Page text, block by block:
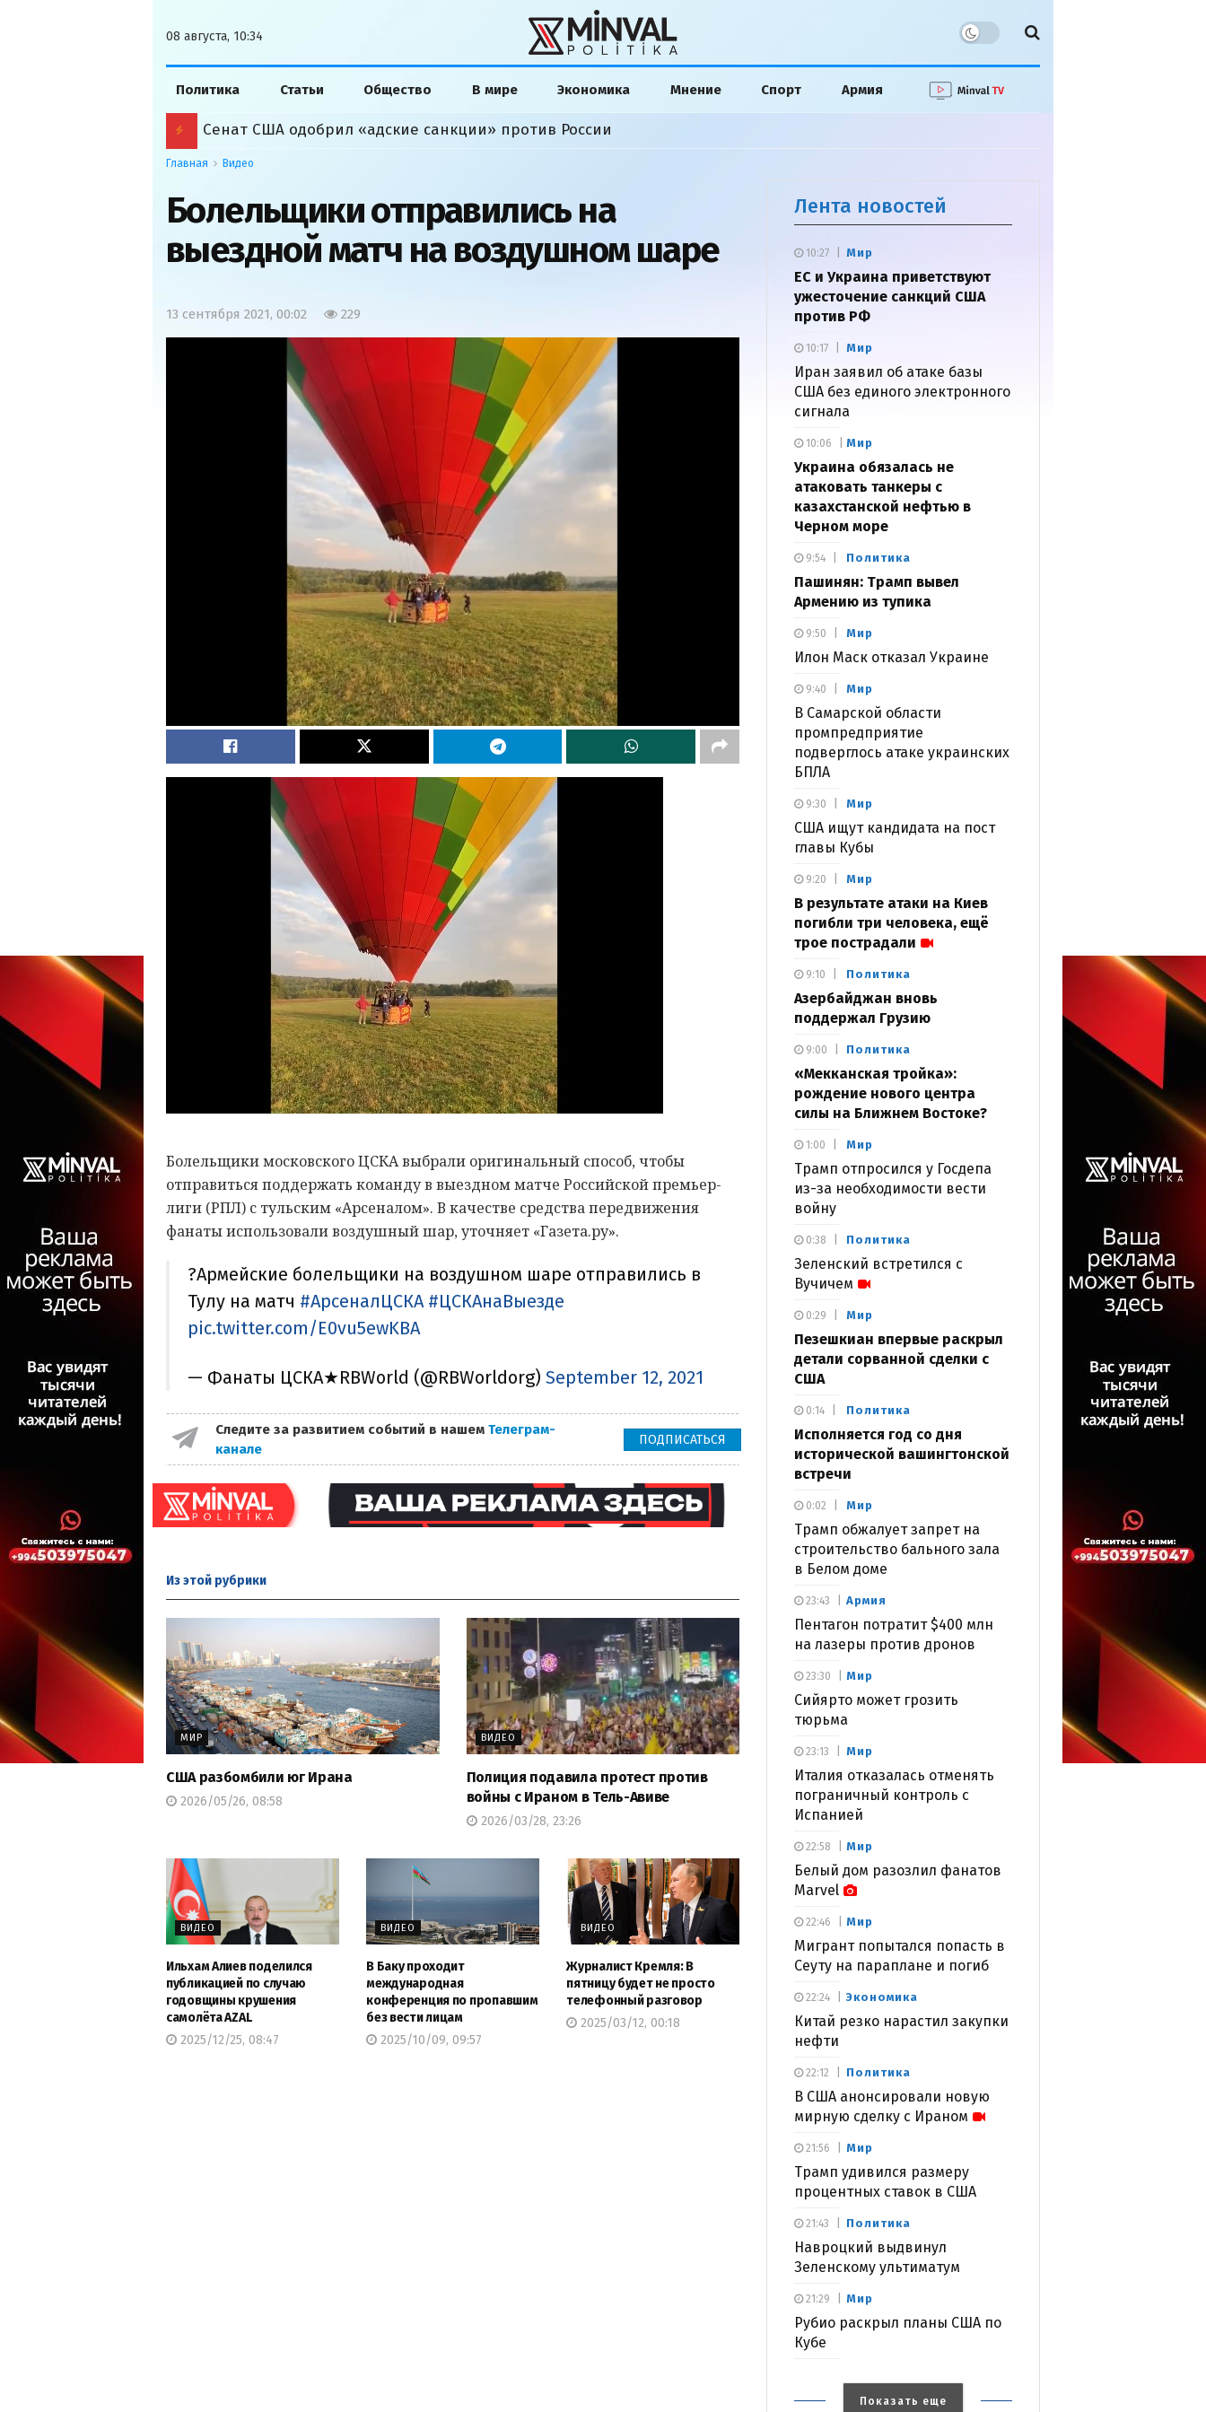
08 августа, 10:34
Политика Статьи Общество В мире Экономика Мнение Спорт Армия
Сенат США одобрил «адские санкции» против России
Главная Видео
Болельщики отправились на
выездной матч на воздушном шаре
13 сентября 2021, 00:02 229
Болельщики московского ЦСКА выбрали оригинальный способ, чтобы
отправиться поддержать команду в выездном матче Российской премьер-
лиги (РПЛ) с тульским «Арсеналом». В качестве средства передвижения
фанаты использовали воздушный шар, уточняет «Газета.ру».
?Армейские болельщики на воздушном шаре отправились в
Тулу на матч #АрсеналЦСКА #ЦСКАнаВыезде
pic.twitter.com/E0vu5ewKBA
— Фанаты ЦСКА★RBWorld (@RBWorldorg) September 12, 2021
Следите за развитием событий в нашем Телеграм-
канале
ПОДПИСАТЬСЯ
Из этой рубрики
МИР
США разбомбили юг Ирана
2026/05/26, 08:58
ВИДЕО
Полиция подавила протест против
войны с Ираном в Тель-Авиве
2026/03/28, 23:26
ВИДЕО
Ильхам Алиев поделился
публикацией по случаю
годовщины крушения
самолёта AZAL
2025/12/25, 08:47
ВИДЕО
В Баку проходит
международная
конференция по пропавшим
без вести лицам
2025/10/09, 09:57
ВИДЕО
Журналист Кремля: В
пятницу будет не просто
телефонный разговор
2025/03/12, 00:18
Лента новостей
Мир
ЕС и Украина приветствуют
ужесточение санкций США
против РФ
10:27
Мир
Иран заявил об атаке базы
США без единого электронного
сигнала
10:17
Мир
Украина обязалась не
атаковать танкеры с
казахстанской нефтью в
Черном море
10:06
Политика
Пашинян: Трамп вывел
Армению из тупика
9:54
Мир
Илон Маск отказал Украине
9:50
Мир
В Самарской области
промпредприятие
подверглось атаке украинских
БПЛА
9:40
Мир
США ищут кандидата на пост
главы Кубы
9:30
Мир
В результате атаки на Киев
погибли три человека, ещё
трое пострадали
9:20
Политика
Азербайджан вновь
поддержал Грузию
9:10
Политика
«Мекканская тройка»:
рождение нового центра
силы на Ближнем Востоке?
9:00
Мир
Трамп отпросился у Госдепа
из-за необходимости вести
войну
1:00
Политика
Зеленский встретился с
Вучичем
0:38
Мир
Пезешкиан впервые раскрыл
детали сорванной сделки с
США
0:29
Политика
Исполняется год со дня
исторической вашингтонской
встречи
0:14
Мир
Трамп обжалует запрет на
строительство бального зала
в Белом доме
0:02
Армия
Пентагон потратит $400 млн
на лазеры против дронов
23:43
Мир
Сийярто может грозить
тюрьма
23:30
Мир
Италия отказалась отменять
пограничный контроль с
Испанией
23:13
Мир
Белый дом разозлил фанатов
Marvel
22:58
Мир
Мигрант попытался попасть в
Сеуту на параплане и погиб
22:46
Экономика
Китай резко нарастил закупки
нефти
22:24
Политика
В США анонсировали новую
мирную сделку с Ираном
22:12
Мир
Трамп удивился размеру
процентных ставок в США
21:56
Политика
Навроцкий выдвинул
Зеленскому ультиматум
21:43
Мир
Рубио раскрыл планы США по
Кубе
21:29
Показать еще